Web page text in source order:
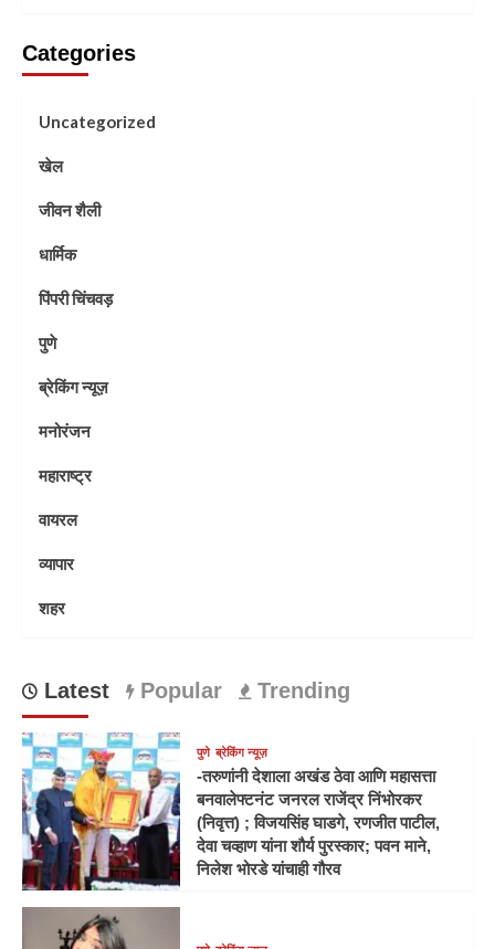
Categories
Uncategorized
खेल
जीवन शैली
धार्मिक
पिंपरी चिंचवड़
पुणे
ब्रेकिंग न्यूज़
मनोरंजन
महाराष्ट्र
वायरल
व्यापार
शहर
Latest Popular Trending
पुणे ब्रेकिंग न्यूज़
-तरुणांनी देशाला अखंड ठेवा आणि महासत्ता
बनवालेफ्टनंट जनरल राजेंद्र निंभोरकर
(निवृत्त) ; विजयसिंह घाडगे, रणजीत पाटील,
देवा चव्हाण यांना शौर्य पुरस्कार; पवन माने,
निलेश भोरडे यांचाही गौरव